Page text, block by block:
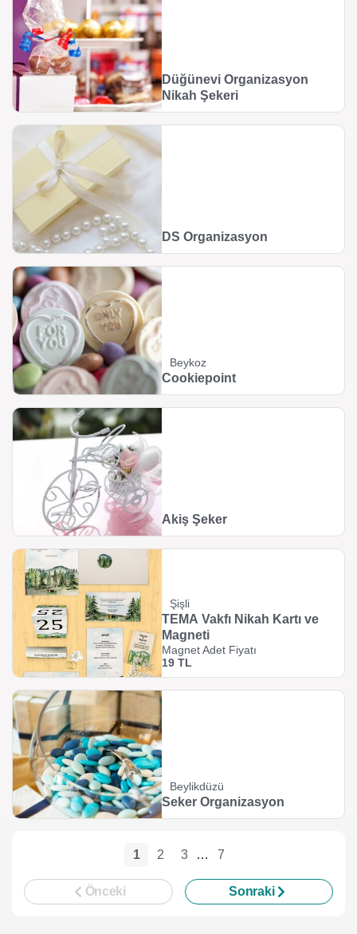
Düğünevi Organizasyon
Nikah Şekeri
DS Organizasyon
Beykoz
Cookiepoint
Akiş Şeker
Şişli
TEMA Vakfı Nikah Kartı ve
Magneti
Magnet Adet Fiyatı
19 TL
Beylikdüzü
Seker Organizasyon
1 2 3 … 7
Önceki Sonraki